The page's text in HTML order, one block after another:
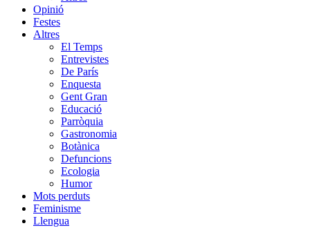
Opinió
Festes
Altres
El Temps
Entrevistes
De París
Enquesta
Gent Gran
Educació
Parròquia
Gastronomia
Botànica
Defuncions
Ecologia
Humor
Mots perduts
Feminisme
Llengua